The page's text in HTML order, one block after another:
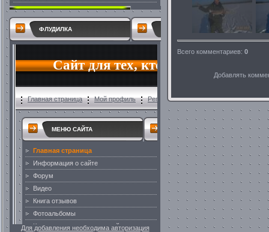
ФЛУДИЛКА
Для добавления необходима авторизация
Всего комментариев: 0
Добавлять